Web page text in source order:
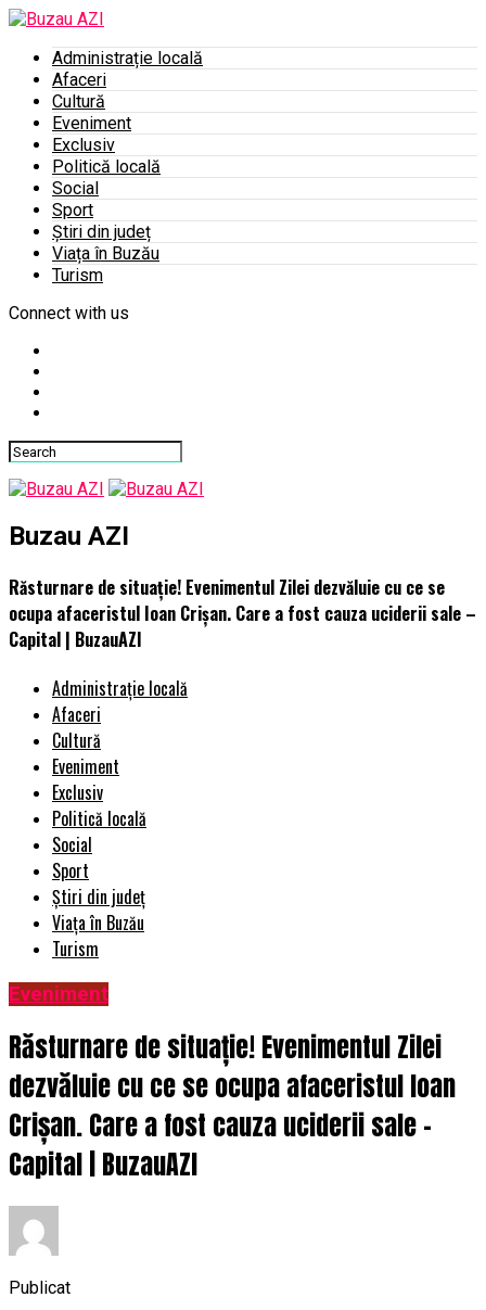
Administrație locală
Afaceri
Cultură
Eveniment
Exclusiv
Politică locală
Social
Sport
Știri din județ
Viața în Buzău
Turism
Connect with us
Buzau AZI
Răsturnare de situație! Evenimentul Zilei dezvăluie cu ce se
ocupa afaceristul Ioan Crișan. Care a fost cauza uciderii sale –
Capital | BuzauAZI
Administrație locală
Afaceri
Cultură
Eveniment
Exclusiv
Politică locală
Social
Sport
Știri din județ
Viața în Buzău
Turism
Eveniment
Răsturnare de situație! Evenimentul Zilei
dezvăluie cu ce se ocupa afaceristul Ioan
Crișan. Care a fost cauza uciderii sale –
Capital | BuzauAZI
Publicat